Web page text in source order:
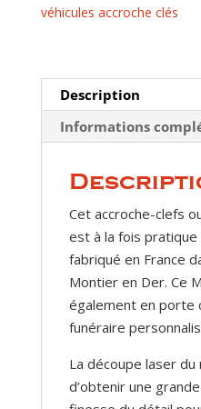
DS
véhicules accroche clés
Description
Informations
Cet accroche-clefs
est à la fois
fabriqué en France
Montier en Der. Ce
également en porte
funéraire
La découpe laser
d’obtenir une